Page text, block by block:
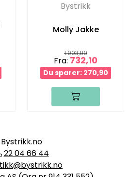
Bystrikk
Molly Jakke
1.003,00
Fra: 732,10
Du sparer: 270,90
Bystrikk.no
22 04 66 44